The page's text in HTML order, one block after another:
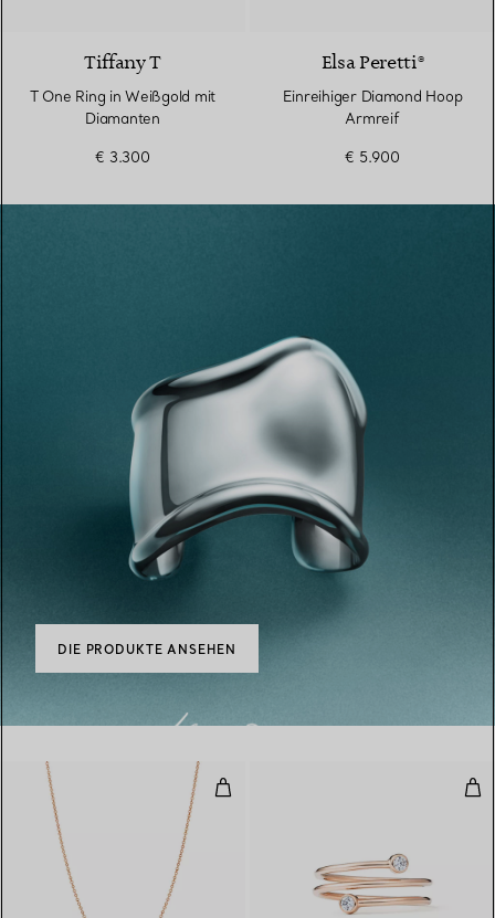
Tiffany T
T One Ring in Weißgold mit
Diamanten
€ 3.300
Elsa Peretti®
Einreihiger Diamond Hoop
Armreif
€ 5.900
DIE PRODUKTE ANSEHEN
Diamonds by the Yard®